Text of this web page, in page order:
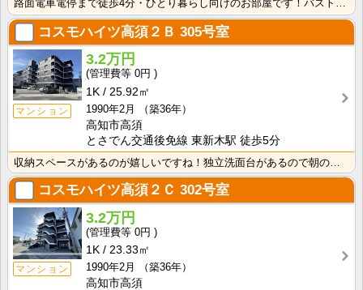
コスモハイツ高須２Ｂ 305号室
マンション
3.2万円
0円
1K
25.92㎡
1990年2月
（築36年）
高知市高須
とさでん交通後免線 東新木駅 徒歩5分
コスモハイツ高須２Ｃ 302号室
マンション
3.2万円
0円
1K
23.33㎡
1990年2月
（築36年）
高知市高須